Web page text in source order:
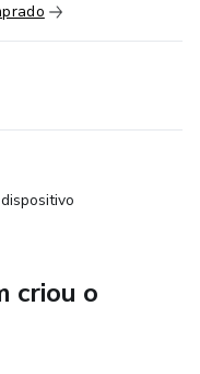
pessoal e
na área,
criou o